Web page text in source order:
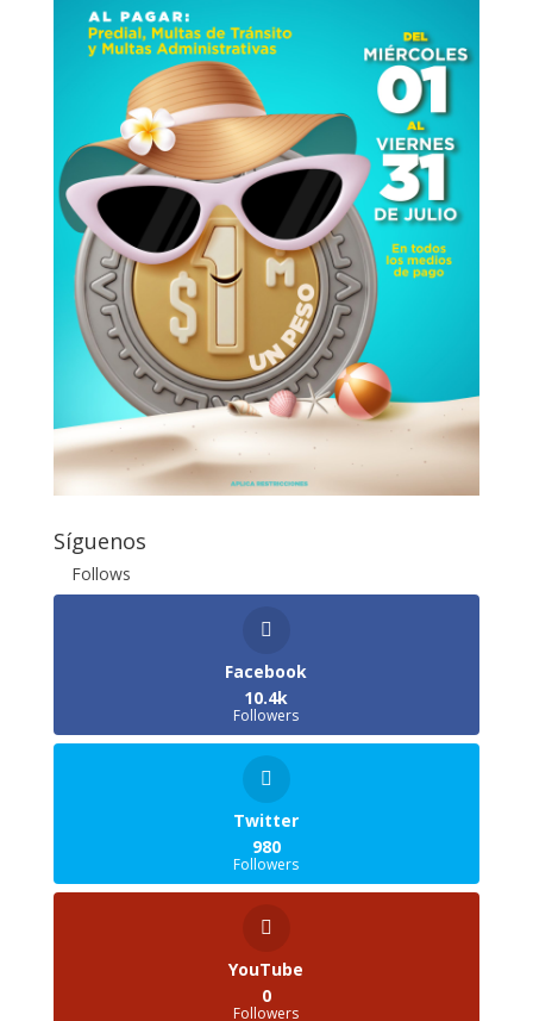
Síguenos
Follows
Facebook
10.4k
Followers
Twitter
980
Followers
YouTube
0
Followers